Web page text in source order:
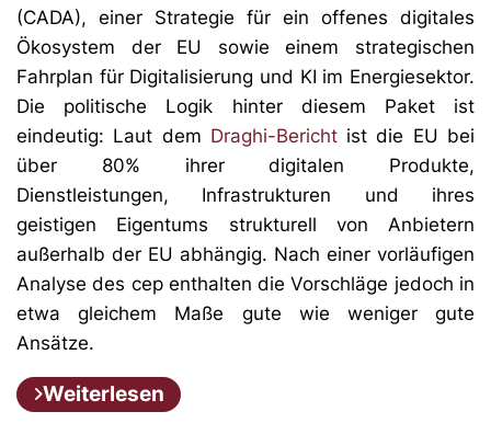
(CADA), einer Strategie für ein offenes digitales
Ökosystem der EU sowie einem strategischen
Fahrplan für Digitalisierung und KI im Energiesektor.
Die politische Logik hinter diesem Paket ist
eindeutig: Laut dem Draghi-Berichtist die EU bei
über 80% ihrer digitalen Produkte,
Dienstleistungen, Infrastrukturen und ihres
geistigen Eigentums strukturell von Anbietern
außerhalb der EU abhängig. Nach einer vorläufigen
Analyse des cep enthalten die Vorschläge jedoch in
etwa gleichem Maße gute wie weniger gute
Ansätze.
Weiterlesen